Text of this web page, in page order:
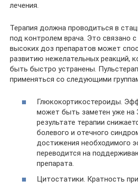
лечения.
Терапия должна проводиться в
под контролем врача. Это связано
высоких доз препаратов может
развитию нежелательных реакций,
быть быстро устранены.
применяться со следующими
Глюкокортикостероиды.
может быть заметен уже на
результате терапии
болевого и отечного
достижения необходимого
переводится на
препарата.
Цитостатики. Кратность